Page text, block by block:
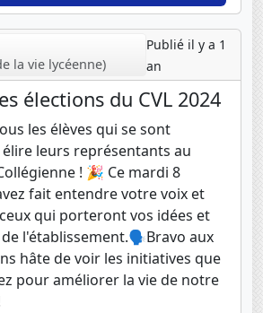
la vie lycéenne)
Publié il y a 1
an
élections du CVL 2024
les élèves qui se sont
leurs représentants au
! 🎉 Ce mardi 8
fait entendre votre voix et
qui porteront vos idées et
l'établissement.🗣️Bravo aux
hâte de voir les initiatives que
pour améliorer la vie de notre